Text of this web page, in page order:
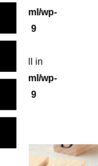
wp-
9
on null in
wp-
9